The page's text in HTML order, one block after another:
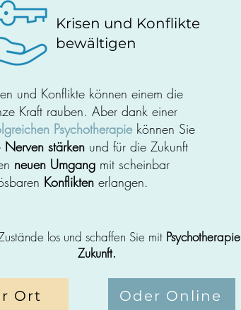
Krisen und Konflikte
bewältigen
und Konflikte können einem die
Kraft rauben. Aber dank einer
Psychotherapiekönnen Sie
Nerven stärkenund für die Zukunft
neuen Umgang mit scheinbar
Konfliktenerlangen.
los und schaffen Sie mit Psychotherapie
Zukunft.
Ort Oder Online